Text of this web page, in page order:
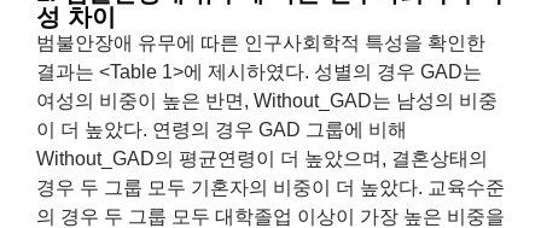
성 차이
범불안장애 유무에 따른 인구사회학적 특성을 확인한
결과는 <Table 1>에 제시하였다. 성별의 경우 GAD는
여성의 비중이 높은 반면, Without_GAD는 남성의 비중
이 더 높았다. 연령의 경우 GAD 그룹에 비해
Without_GAD의 평균연령이 더 높았으며, 결혼상태의
경우 두 그룹 모두 기혼자의 비중이 더 높았다. 교육수준
의 경우 두 그룹 모두 대학졸업 이상이 가장 높은 비중을